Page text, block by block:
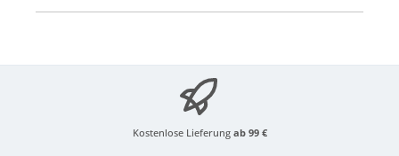
Kostenlose Lieferung ab 99 €